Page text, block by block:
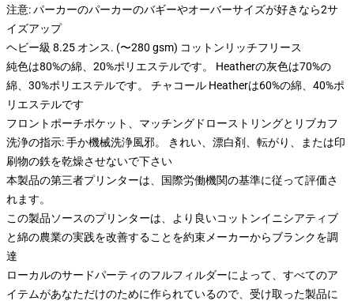
注意: パーカーのパーカーのバギーやオーバーサイズが好きなら2サ
イズアップ
ヘビー級 8.25 オンス. (〜280 gsm) コットンリッチフリース
純色は80%の綿、20%ポリエステルです。 Heatherの灰色は70%の
綿、30%ポリエステルです。 チャコール Heatherは60%の綿、40%ポ
リエステルです
フロントポーチポケット、マッチングドローストリングとリブカフ
洗浄の指示: 手か機械洗浄風邪。 きれい、漂白剤、転がり、または印
刷物の鉄を乾燥させないで下さい
本製品の第三者プリンターは、国際労働機関の基準に従って評価さ
れます。
この製品ソースのプリンターは、より良いコットンイニシアティブ
と綿の農業の実践を改善することを約束メーカーからブランクを調
達
ローカルのサードパーティのフルフィルダーによって、すべてのア
イテムがあなただけのために作られているので、受け取った製品に